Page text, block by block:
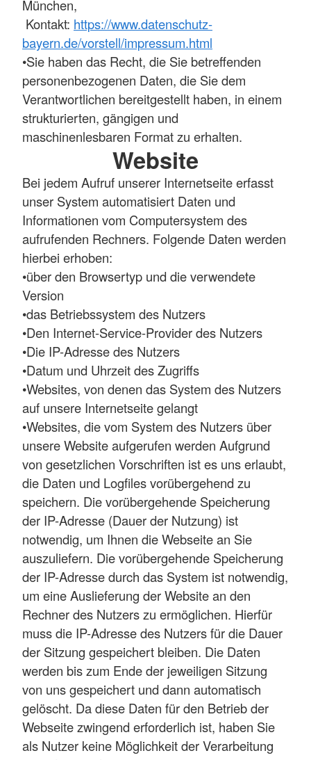
München,
Kontakt: https://www.datenschutz-
bayern.de/vorstell/impressum.html
•Sie haben das Recht, die Sie betreffenden
personenbezogenen Daten, die Sie dem
Verantwortlichen bereitgestellt haben, in einem
strukturierten, gängigen und
maschinenlesbaren Format zu erhalten.
Website
Bei jedem Aufruf unserer Internetseite erfasst
unser System automatisiert Daten und
Informationen vom Computersystem des
aufrufenden Rechners. Folgende Daten werden
hierbei erhoben:
•über den Browsertyp und die verwendete
Version
•das Betriebssystem des Nutzers
•Den Internet-Service-Provider des Nutzers
•Die IP-Adresse des Nutzers
•Datum und Uhrzeit des Zugriffs
•Websites, von denen das System des Nutzers
auf unsere Internetseite gelangt
•Websites, die vom System des Nutzers über
unsere Website aufgerufen werden Aufgrund
von gesetzlichen Vorschriften ist es uns erlaubt,
die Daten und Logfiles vorübergehend zu
speichern. Die vorübergehende Speicherung
der IP-Adresse (Dauer der Nutzung) ist
notwendig, um Ihnen die Webseite an Sie
auszuliefern. Die vorübergehende Speicherung
der IP-Adresse durch das System ist notwendig,
um eine Auslieferung der Website an den
Rechner des Nutzers zu ermöglichen. Hierfür
muss die IP-Adresse des Nutzers für die Dauer
der Sitzung gespeichert bleiben. Die Daten
werden bis zum Ende der jeweiligen Sitzung
von uns gespeichert und dann automatisch
gelöscht. Da diese Daten für den Betrieb der
Webseite zwingend erforderlich ist, haben Sie
als Nutzer keine Möglichkeit der Verarbeitung